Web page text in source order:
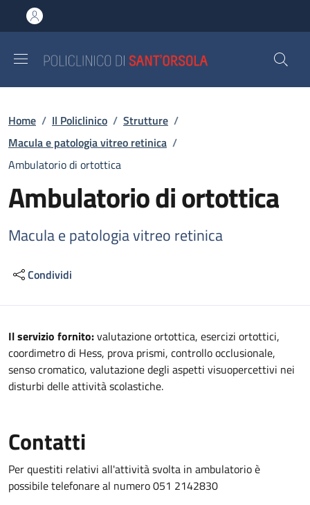
al contenuto principale
to footer content
Briciole di pane
Home / Il Policlinico / Strutture /
Macula e patologia vitreo retinica /
Ambulatorio di ortottica
Ambulatorio di ortottica
Macula e patologia vitreo retinica
Condividi
Descrizione
Il servizio fornito:valutazione ortottica, esercizi ortottici,
coordimetro di Hess, prova prismi, controllo occlusionale,
senso cromatico, valutazione degli aspetti visuopercettivi nei
disturbi delle attività scolastiche.
Contatti
Per questiti relativi all'attività svolta in ambulatorio è
possibile telefonare al numero 051 2142830